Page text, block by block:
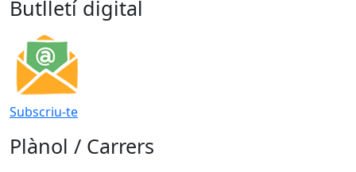
Butlletí digital
Subscriu-te
Plànol / Carrers